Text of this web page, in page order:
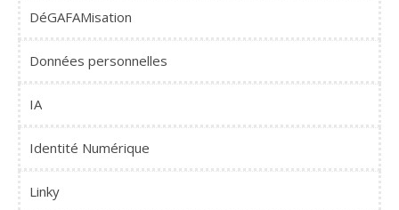
DéGAFAMisation
Données personnelles
IA
Identité Numérique
Linky